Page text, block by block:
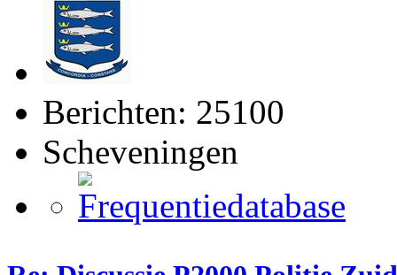
Berichten: 25100
Scheveningen